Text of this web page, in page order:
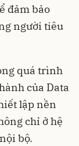
đảm bảo
người tiêu
quá trình
của Data
lập nền
chỉ ở hệ
bộ.